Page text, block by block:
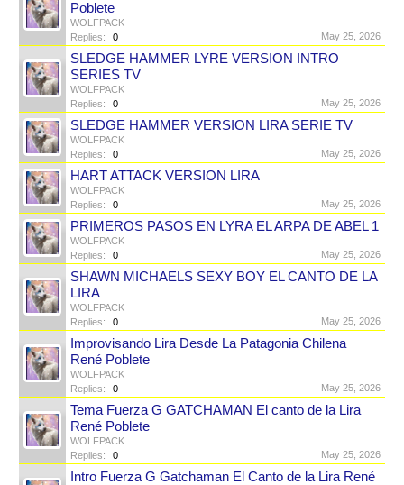
Poblete
WOLFPACK
Replies:
0 May 25, 2026
SLEDGE HAMMER LYRE VERSION INTRO
SERIES TV
WOLFPACK
Replies:
0 May 25, 2026
SLEDGE HAMMER VERSION LIRA SERIE TV
WOLFPACK
Replies:
0 May 25, 2026
HART ATTACK VERSION LIRA
WOLFPACK
Replies:
0 May 25, 2026
PRIMEROS PASOS EN LYRA EL ARPA DE ABEL 1
WOLFPACK
Replies:
0 May 25, 2026
SHAWN MICHAELS SEXY BOY EL CANTO DE LA
LIRA
WOLFPACK
Replies:
0 May 25, 2026
Improvisando Lira Desde La Patagonia Chilena
René Poblete
WOLFPACK
Replies:
0 May 25, 2026
Tema Fuerza G GATCHAMAN El canto de la Lira
René Poblete
WOLFPACK
Replies:
0 May 25, 2026
Intro Fuerza G Gatchaman El Canto de la Lira René